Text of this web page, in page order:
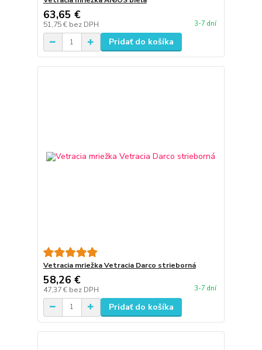
63,65 €
51,75 € bez DPH 3-7 dní
Pridať do košíka
Vetracia mriežka Vetracia Darco strieborná
58,26 €
47,37 € bez DPH 3-7 dní
Pridať do košíka